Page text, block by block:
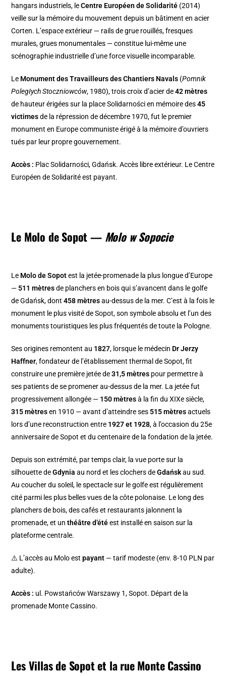
hangars industriels, leCentre Européen de Solidarité (2014)
veille sur la mémoire du mouvement depuis un bâtiment en acier
Corten. L’espace extérieur — rails de grue rouillés, fresques
murales, grues monumentales — constitue lui-même une
scénographie industrielle d’une force visuelle incomparable.
Le Monument des Travailleurs des Chantiers Navals (Pomnik
Poległych Stoczniowców, 1980), trois croix d’acier de42 mètres
de hauteur érigées sur la place Solidarności en mémoire des45
victimesde la répression de décembre 1970, fut le premier
monument en Europe communiste érigé à la mémoire d’ouvriers
tués par leur propre gouvernement.
Accès : Plac Solidarności, Gdańsk. Accès libre extérieur. Le Centre
Européen de Solidarité est payant.
Le Molo de Sopot — Molo w Sopocie
Le Molo de Sopotest la jetée-promenade la plus longue d’Europe
— 511 mètresde planchers en bois qui s’avancent dans le golfe
de Gdańsk, dont458 mètresau-dessus de la mer. C’est à la fois le
monument le plus visité de Sopot, son symbole absolu et l’un des
monuments touristiques les plus fréquentés de toute la Pologne.
Ses origines remontent au 1827, lorsque le médecin Dr Jerzy
Haffner, fondateur de l’établissement thermal de Sopot, fit
construire une première jetée de31,5 mètres pour permettre à
ses patients de se promener au-dessus de la mer. La jetée fut
progressivement allongée — 150 mètresà la fin du XIXe siècle,
315 mètresen 1910 — avant d’atteindre ses 515 mètresactuels
lors d’une reconstruction entre 1927 et 1928, à l’occasion du 25e
anniversaire de Sopot et du centenaire de la fondation de la jetée.
Depuis son extrémité, par temps clair, la vue porte sur la
silhouette deGdynia au nord et les clochers deGdańskau sud.
Au coucher du soleil, le spectacle sur le golfe est régulièrement
cité parmi les plus belles vues de la côte polonaise. Le long des
planchers de bois, des cafés et restaurants jalonnent la
promenade, et unthéâtre d’étéest installé en saison sur la
plateforme centrale.
⚠️ L’accès au Molo estpayant — tarif modeste (env. 8-10 PLN par
adulte).
Accès : ul. Powstańców Warszawy 1, Sopot. Départ de la
promenade Monte Cassino.
Les Villas de Sopot et la rue Monte Cassino